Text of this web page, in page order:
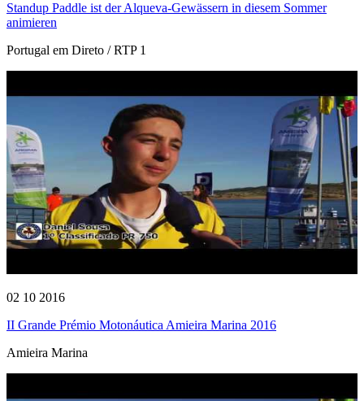
Standup Paddle ist der Alqueva-Gewässern in diesem Sommer
animieren
Portugal em Direto / RTP 1
02 10 2016
II Grande Prémio Motonáutica Amieira Marina 2016
Amieira Marina